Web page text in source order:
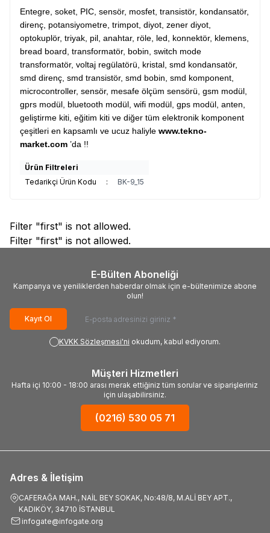
Entegre, soket, PIC, sensör, mosfet, transistör, kondansatör,
direnç, potansiyometre, trimpot, diyot, zener diyot,
optokuplör, triyak, pil, anahtar, röle, led, konnektör, klemens,
bread board, transformatör, bobin, switch mode
transformatör, voltaj regülatörü, kristal, smd kondansatör,
smd direnç, smd transistör, smd bobin, smd komponent,
microcontroller, sensör, mesafe ölçüm sensörü, gsm modül,
gprs modül, bluetooth modül, wifi modül, gps modül, anten,
geliştirme kiti, eğitim kiti ve diğer tüm elektronik komponent
çeşitleri en kapsamlı ve ucuz haliyle www.tekno-
market.com ’da !!
Ürün Filtreleri
Tedarikçi Ürün Kodu
: BK-9_15
Filter "first" is not allowed.
Filter "first" is not allowed.
E-Bülten Aboneliği
Kampanya ve yeniliklerden haberdar olmak için e-bültenimize abone
olun!
Kayıt Ol
KVKK Sözleşmesi'ni okudum, kabul ediyorum.
Müşteri Hizmetleri
Hafta içi 10:00 - 18:00 arası merak ettiğiniz tüm sorular ve siparişleriniz
için ulaşabilirsiniz.
(0216) 530 05 71
Adres & İletişim
CAFERAĞA MAH., NAİL BEY SOKAK, No:48/8, M.ALİ BEY APT.,
KADIKÖY, 34710 İSTANBUL
infogate@infogate.org